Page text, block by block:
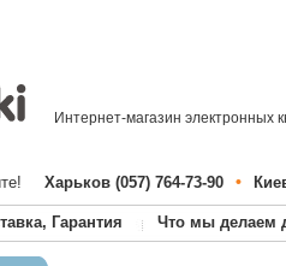
Интернет-магазин электронных
Харьков (057) 764-73-90 •
Гарантия Что мы делаем